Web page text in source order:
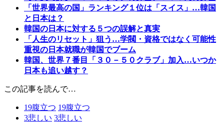
「世界最高の国」ランキング１位は「スイス」…韓国
と日本は？
韓国の日本に対する５つの誤解と真実
「人生のリセット」狙う…学閥・資格ではなく可能性
重視の日本就職が韓国でブーム
韓国、世界７番目「３０－５０クラブ」加入…いつか
日本も追い越す？
この記事を読んで…
19腹立つ 19腹立つ
3悲しい 3悲しい